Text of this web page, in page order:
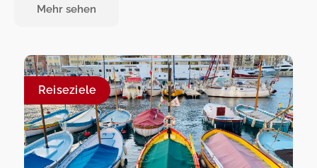
Mehr sehen
Reiseziele